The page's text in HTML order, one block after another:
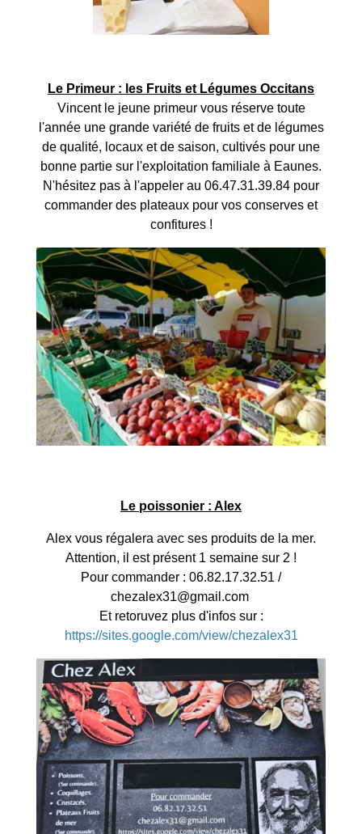
Le Primeur : les Fruits et Légumes Occitans
Vincent le jeune primeur vous réserve toute
l'année une grande variété de fruits et de légumes
de qualité, locaux et de saison, cultivés pour une
bonne partie sur l'exploitation familiale à Eaunes.
N'hésitez pas à l'appeler au 06.47.31.39.84 pour
commander des plateaux pour vos conserves et
confitures !
Le poissonier : Alex
Alex vous régalera avec ses produits de la mer.
Attention, il est présent 1 semaine sur 2 !
Pour commander : 06.82.17.32.51 /
chezalex31@gmail.com
Et retoruvez plus d'infos sur :
https://sites.google.com/view/chezalex31